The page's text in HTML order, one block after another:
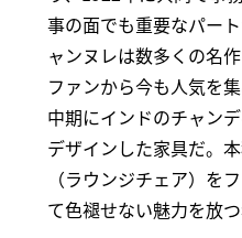
事の面でも重要なパー
ャンヌレは数多くの名
ファンから今も人気を
中期にインドのチャン
デザインした家具だ。
（ラウンジチェア）を
て色褪せない魅力を放